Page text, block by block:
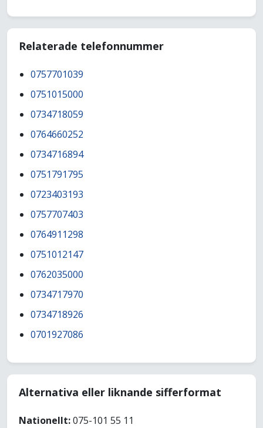
Relaterade telefonnummer
0757701039
0751015000
0734718059
0764660252
0734716894
0751791795
0723403193
0757707403
0764911298
0751012147
0762035000
0734717970
0734718926
0701927086
Alternativa eller liknande sifferformat
Nationellt:075-101 55 11